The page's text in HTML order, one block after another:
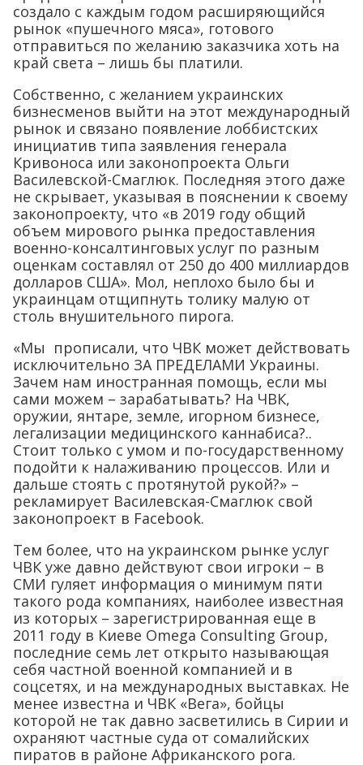
создало с каждым годом расширяющийся
рынок «пушечного мяса», готового
отправиться по желанию заказчика хоть на
край света – лишь бы платили.
Собственно, с желанием украинских
бизнесменов выйти на этот международный
рынок и связано появление лоббистских
инициатив типа заявления генерала
Кривоноса или законопроекта Ольги
Василевской-Смаглюк. Последняя этого даже
не скрывает, указывая в пояснении к своему
законопроекту, что «в 2019 году общий
объем мирового рынка предоставления
военно-консалтинговых услуг по разным
оценкам составлял от 250 до 400 миллиардов
долларов США». Мол, неплохо было бы и
украинцам отщипнуть толику малую от
столь внушительного пирога.
«Мы прописали, что ЧВК может действовать
исключительно ЗА ПРЕДЕЛАМИ Украины.
Зачем нам иностранная помощь, если мы
сами можем – зарабатывать? На ЧВК,
оружии, янтаре, земле, игорном бизнесе,
легализации медицинского каннабиса?..
Стоит только с умом и по-государственному
подойти к налаживанию процессов. Или и
дальше стоять с протянутой рукой?» –
рекламирует Василевская-Смаглюк свой
законопроект в Facebook.
Тем более, что на украинском рынке услуг
ЧВК уже давно действуют свои игроки – в
СМИ гуляет информация о минимум пяти
такого рода компаниях, наиболее известная
из которых – зарегистрированная еще в
2011 году в Киеве Omega Consulting Group,
последние семь лет открыто называющая
себя частной военной компанией и в
соцсетях, и на международных выставках. Не
менее известна и ЧВК «Вега», бойцы
которой не так давно засветились в Сирии и
охраняют частные суда от сомалийских
пиратов в районе Африканского рога.